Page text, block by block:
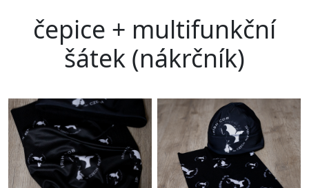
čepice + multifunkční
šátek (nákrčník)